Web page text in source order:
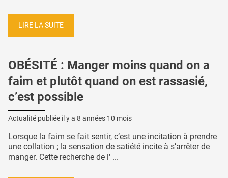
LIRE LA SUITE
OBÉSITÉ : Manger moins quand on a
faim et plutôt quand on est rassasié,
c’est possible
Actualité publiée il y a 8 années 10 mois
Lorsque la faim se fait sentir, c’est une incitation à prendre
une collation ; la sensation de satiété incite à s’arrêter de
manger. Cette recherche de l' ...